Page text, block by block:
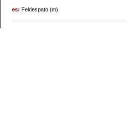
es: Feldespato (m)